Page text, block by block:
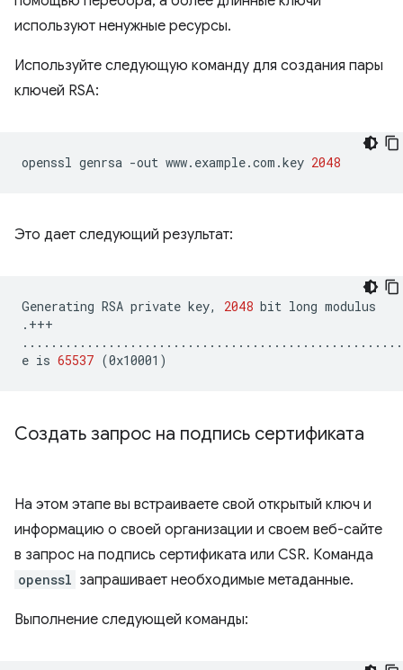
используют ненужные ресурсы.
Используйте следующую команду для создания пары
ключей RSA:
openssl genrsa -out www.example.com.key 2048
Это дает следующий результат:
Generating RSA private key, 2048 bit long modulus
.+++
e is 65537 (0x10001 )
Создать запрос на подпись сертификата
На этом этапе вы встраиваете свой открытый ключ и
информацию о своей организации и своем веб-сайте
в запрос на подпись сертификата или CSR. Команда
openssl запрашивает необходимые метаданные.
Выполнение следующей команды: